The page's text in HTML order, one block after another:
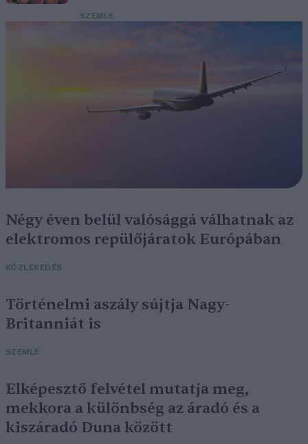
SZEMLE
Négy éven belül valósággá válhatnak az
elektromos repülőjáratok Európában
KÖZLEKEDÉS
Történelmi aszály sújtja Nagy-
Britanniát is
SZEMLE
Elképesztő felvétel mutatja meg,
mekkora a különbség az áradó és a
kiszáradó Duna között